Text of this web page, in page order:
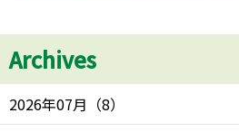
Archives
2026年07月 （8）